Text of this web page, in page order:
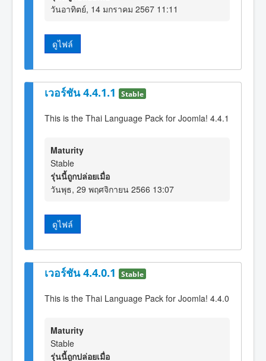
วันอาทิตย์, 14 มกราคม 2567 11:11
ดูไฟล์
เวอร์ชัน 4.4.1.1 Stable
This is the Thai Language Pack for Joomla! 4.4.1
Maturity
Stable
รุ่นนี้ถูกปล่อยเมื่อ
วันพุธ, 29 พฤศจิกายน 2566 13:07
ดูไฟล์
เวอร์ชัน 4.4.0.1 Stable
This is the Thai Language Pack for Joomla! 4.4.0
Maturity
Stable
รุ่นนี้ถูกปล่อยเมื่อ